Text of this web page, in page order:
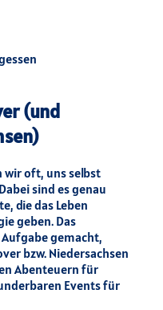
(und
wir oft, uns selbst
sind es genau
die das Leben
geben. Das
gemacht,
bzw. Niedersachsen
Abenteuern für
Events für